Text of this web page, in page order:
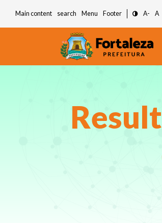
Main content search Menu Footer A- A